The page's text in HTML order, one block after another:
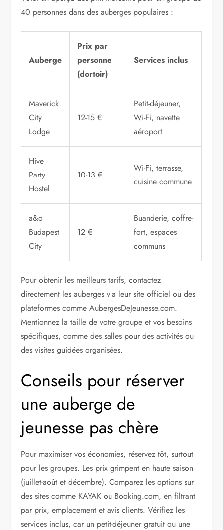
40 personnes dans des auberges populaires :
Auberge
Prix par
personne
(dortoir)
Services inclus
Maverick
City
Lodge
12-15 €
Petit-déjeuner,
Wi-Fi, navette
aéroport
Hive
Party
Hostel
10-13 €
Wi-Fi, terrasse,
cuisine commune
a&o
Budapest
City
12 €
Buanderie, coffre-
fort, espaces
communs
Pour obtenir les meilleurs tarifs, contactez
directement les auberges via leur site officiel ou des
plateformes comme AubergesDeJeunesse.com.
Mentionnez la taille de votre groupe et vos besoins
spécifiques, comme des salles pour des activités ou
des visites guidées organisées.
Conseils pour réserver
une auberge de
jeunesse pas chère
Pour maximiser vos économies, réservez tôt, surtout
pour les groupes. Les prix grimpent en haute saison
(juillet-août et décembre). Comparez les options sur
des sites comme KAYAK ou Booking.com, en filtrant
par prix, emplacement et avis clients. Vérifiez les
services inclus, car un petit-déjeuner gratuit ou une